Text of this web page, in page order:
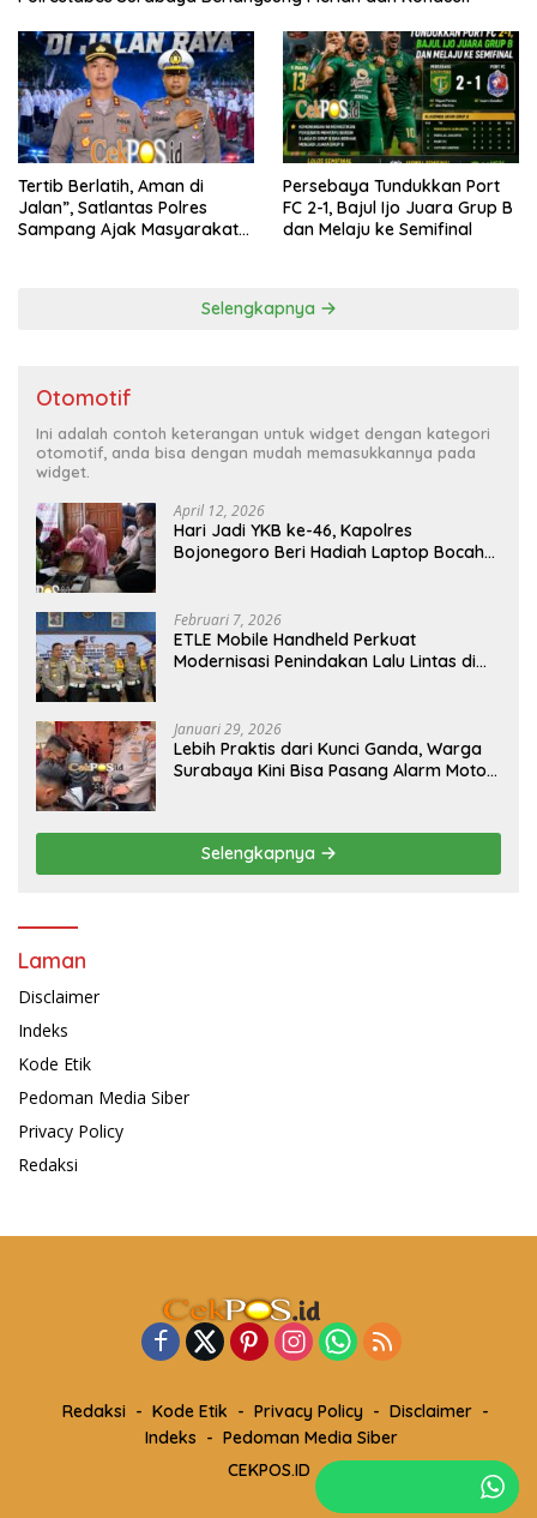
Tertib Berlatih, Aman di
Jalan”, Satlantas Polres
Sampang Ajak Masyarakat
Persebaya Tundukkan Port
FC 2-1, Bajul Ijo Juara Grup B
dan Melaju ke Semifinal
Selengkapnya
Otomotif
Ini adalah contoh keterangan untuk widget dengan kategori
otomotif, anda bisa dengan mudah memasukkannya pada
widget.
April 12, 2026
Hari Jadi YKB ke-46, Kapolres
Bojonegoro Beri Hadiah Laptop Bocah
Februari 7, 2026
ETLE Mobile Handheld Perkuat
Modernisasi Penindakan Lalu Lintas di
Januari 29, 2026
Lebih Praktis dari Kunci Ganda, Warga
Surabaya Kini Bisa Pasang Alarm Motor
Selengkapnya
Laman
Disclaimer
Indeks
Kode Etik
Pedoman Media Siber
Privacy Policy
Redaksi
Redaksi Kode Etik Privacy Policy
Disclaimer
Indeks
Pedoman Media Siber
CEKPOS.ID